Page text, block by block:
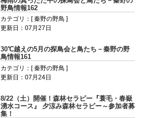
野鳥情報162
カテゴリ：[ 秦野の野鳥 ]
更新日：07月27日
30℃越えの5月の探鳥会と鳥たち－秦野の野
鳥情報161
カテゴリ：[ 秦野の野鳥 ]
更新日：07月24日
8/22（土）開催！森林セラピー『蓑毛・春嶽
湧水コース』 夕涼み森林セラピー～参加者募
集！